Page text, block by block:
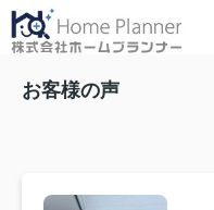
お客様の声